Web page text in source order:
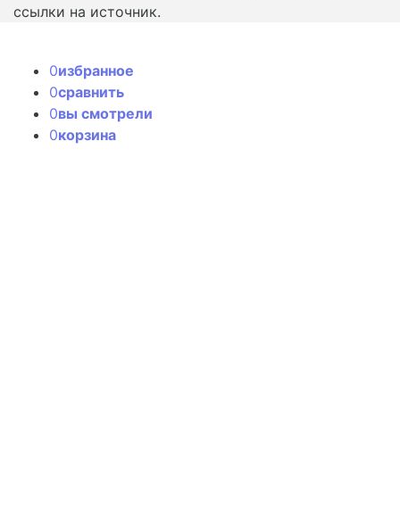
ссылки на источник.
0избранное
0сравнить
0вы смотрели
0корзина